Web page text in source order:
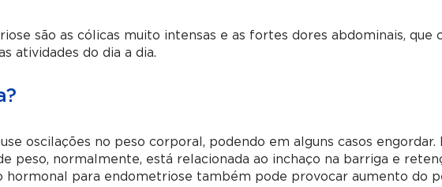
são as cólicas muito intensas e as fortes dores abdominais, que
atividades do dia a dia.
oscilações no peso corporal, podendo em alguns casos engordar.
peso, normalmente, está relacionada ao inchaço na barriga e
hormonal para endometriose também pode provocar aumento do